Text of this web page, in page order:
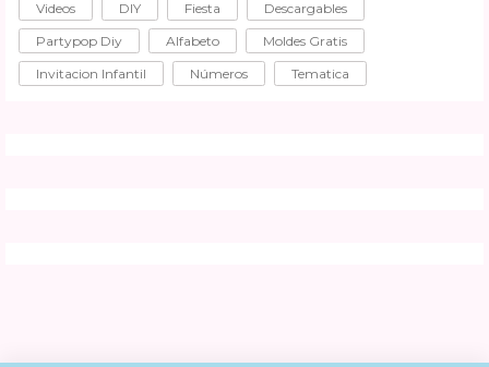
Videos DIY Fiesta
Descargables
Partypop Diy
Alfabeto
Moldes Gratis
Invitacion Infantil
Números Tematica